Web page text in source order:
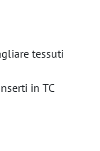
tessuti
in TC